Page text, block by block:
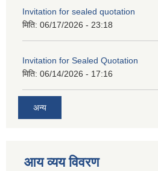
Invitation for sealed quotation
मिति: 06/17/2026 - 23:18
Invitation for Sealed Quotation
मिति: 06/14/2026 - 17:16
अन्य
आय व्यय विवरण